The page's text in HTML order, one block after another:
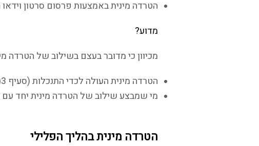
הטרדה מינית באמצעות פרסום סרטון וידאו
מדוע?
מכיוון כי מדובר בעצם בשילוב של הטרדה
הטרדה מינית העולה לכדי התנכלות (סעיף 3(ב) לחוק), דינה מאסר 3 שנים.
מי שמבצע שילוב של הטרדה מינית יחד עם
הטרדה מינית בהליך הפלילי